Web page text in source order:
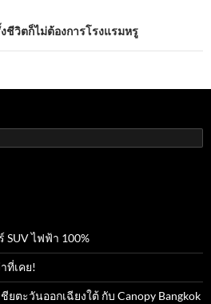
ชีวิตก็ไม่ต้องการโรงแรมหรู
SUV ไฟฟ้า 100%
ที่เคย!
ยตะวันออกเฉียงใต้ กับ Canopy Bangkok